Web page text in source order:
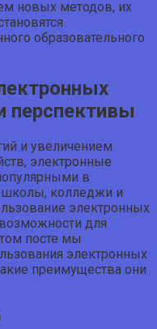
новых методов, их
образовательного
перспективы
и увеличением
электронные
в
школы, колледжи и
электронных
для
посте мы
электронных
преимущества они